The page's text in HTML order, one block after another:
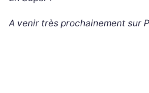
A venir très prochainement sur